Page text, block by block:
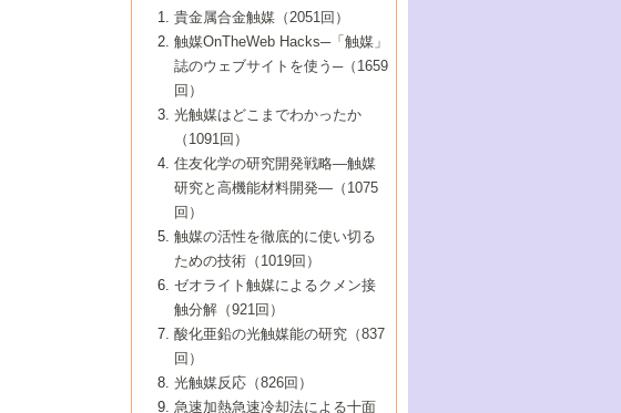
8号 高機能化ポリオレフィンに向けた重合
触媒の最近の進展
7号 持続可能社会実現のための触媒および
触媒関連技術
5号 若手会員による触媒研究の未来展望1：
企業編
6号 第102回触媒討論会
7号 触媒・化学反応における計算化学の進
8号 若手研究者による触媒研究の未来展望
2：大学・研究所編
5号 こんな物質，あんな物質―新たな触媒
の可能性―
7号 『結晶の化学』を活かした触媒研究
8号 イオン液体の応用
5号 水素製造・貯蔵のための触媒技術の新
しい展開
6号 第98回触媒討論会
7号 基礎化学品製造の触媒技術
8号 多機能型リアクター
4号 水分解用光触媒材料
5号 時間分解分光の進歩と応用
6号 第96回触媒討論会
8号 超臨界流体を用いた化学プロセスの新
2号 第93回触媒討論会
3号 特殊エネルギー場の触媒反応
4号 生体内における金属の触媒作用
5号 ファインケミカルズの展開に寄与する
6号 第94回触媒討論会
7号 サブナノレベルでみた新しい表面現象
8号 オレフィン重合触媒の新たな展
1号 なぜこの触媒が良いのか？
2号 第91回触媒討論会
3号 最近の自動車排ガス処理技術
4号 触媒研究の現状と将来─第90回触媒討論
5号 基礎化学品製造の触媒技術
6号 第92回触媒討論会
7号 基礎化学品製造の触媒技術
8号 資源の循環と触媒技術
▼44巻（2002年）
1号 高次制御された触媒の化学
2号 第89回触媒討論会
3号 触媒を利用した電気化学の新展開
4号 ナノ材料の調製と機能化
5号 こんな触媒が欲しい
6号 第90回触媒討論会
7号 触媒研究と学術雑誌/情報
8号 若い世代からみた触媒化学の現状と未
▼43巻（2001年）
1号 グリーンケミストリーと触媒
2号 第87回触媒討論会特集号
3号 生体触媒とバイオプロセス
4号 水素製造・利用の触媒化学
5号 触媒研究における新しい切り口：コン
ビナトリアルケミストリー
6号 第88回触媒討論会特集号
7号 企業における触媒研究のブレークスル
8号 この材料を触媒として使ってみません
▼42巻（2000年）
1号 触媒反応工学の明日を拓く
2号 第85回触媒討論会
3号 反応ダイナミクス
5号 触媒のおもしろさをどのように伝える
6号 第86回触媒討論会
7号 水素化精製触媒の新しい展開
8号 新しい反応性と機能性を目指した金属
クラスタ-化学
▼41巻（1999年）
1号 孔、穴、あな?-特異な空間とその利用-
2号 第83回触媒討論会
3号 均一系触媒反応最前線
4号 実用炭素材料の新展開
5号 研究の方法論を考える
7号 機能性金属材料と触媒
8号 触媒研究へのNMRの応用と展望
▼40巻（1998年）
進展と21世紀への提言/創立40周年記念・触
媒学会この10年の歩みとこれから/創立40周
2号 第81回触媒討論会
3号 計算機触媒化学へのさそい
4号 触媒劣化の制御と予測
5号 最新の実用プロセスと触媒
6号 第82回触媒討論会
1号 均一系と不均一系触媒反応-その特徴と
接点
2号 第79回触媒討論会
3号 最新NO除去触媒の実用化研究
4号 新しい反応場を目指した触媒調製
5号 反応・分離技術の新しい展開
6号 第80回触媒討論会
▼38巻（1996年）
1号 触媒の構造と触媒作用/C1化学を中心と
する21世紀への触媒
3号 オリンピックメダル:金・銀・銅はどん
な触媒作用を示すか
4号 触媒作用における機能の複合化
▼37巻（1995年）
1号 ファインケミカルズと固体触媒
2号 第75回触媒討論会
3号 希土類を利用した触媒
4号 触媒とリサイクル
5号 エネルギー変換触媒
▼36巻（1994年）
1号 電気化学と触媒
2号 第73回触媒討論会
3号 C4化学の展開
4号 《通常号》
▼35巻（1993年）
1号 工業触媒開発マニュアル―探索から工
業化まで
2号 第71回触媒討論会
▼34巻（1992年）
1号 インパクトを与えたこの研究
2号 第69回触媒討論会
▼33巻（1991年）
1号 触媒プロセス開発マニュアル―探索か
▼32巻（1990年）
貴金属合金触媒（2051回）
触媒OnTheWeb Hacks─「触媒」
誌のウェブサイトを使う─（1659
回）
光触媒はどこまでわかったか
（1091回）
住友化学の研究開発戦略―触媒
研究と高機能材料開発―（1075
回）
触媒の活性を徹底的に使い切る
ための技術（1019回）
ゼオライト触媒によるクメン接
触分解（921回）
酸化亜鉛の光触媒能の研究（837
回）
光触媒反応（826回）
急速加熱急速冷却法による十面